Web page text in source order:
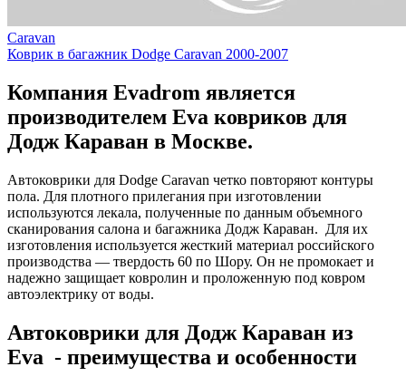
Caravan
Коврик в багажник Dodge Caravan 2000-2007
Компания Evadrom является
производителем Eva ковриков для
Додж Караван в Москве.
Автоковрики для Dodge Caravan четко повторяют контуры
пола. Для плотного прилегания при изготовлении
используются лекала, полученные по данным объемного
сканирования салона и багажника Додж Караван. Для их
изготовления используется жесткий материал российского
производства — твердость 60 по Шору. Он не промокает и
надежно защищает ковролин и проложенную под ковром
автоэлектрику от воды.
Автоковрики для Додж Караван из
Eva - преимущества и особенности